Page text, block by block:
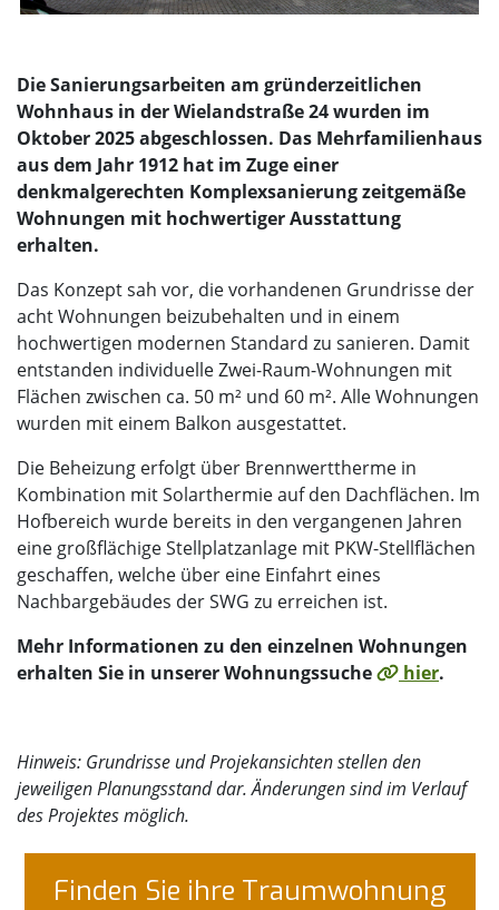
Die Sanierungsarbeiten am gründerzeitlichen
Wohnhaus in der Wielandstraße 24 wurden im
Oktober 2025 abgeschlossen. Das Mehrfamilienhaus
aus dem Jahr 1912 hat im Zuge einer
denkmalgerechten Komplexsanierung zeitgemäße
Wohnungen mit hochwertiger Ausstattung
erhalten.
Das Konzept sah vor, die vorhandenen Grundrisse der
acht Wohnungen beizubehalten und in einem
hochwertigen modernen Standard zu sanieren. Damit
entstanden individuelle Zwei-Raum-Wohnungen mit
Flächen zwischen ca. 50 m² und 60 m². Alle Wohnungen
wurden mit einem Balkon ausgestattet.
Die Beheizung erfolgt über Brennwerttherme in
Kombination mit Solarthermie auf den Dachflächen. Im
Hofbereich wurde bereits in den vergangenen Jahren
eine großflächige Stellplatzanlage mit PKW-Stellflächen
geschaffen, welche über eine Einfahrt eines
Nachbargebäudes der SWG zu erreichen ist.
Mehr Informationen zu den einzelnen Wohnungen
erhalten Sie in unserer Wohnungssuche
hier.
Hinweis: Grundrisse und Projekansichten stellen den
jeweiligen Planungsstand dar. Änderungen sind im Verlauf
des Projektes möglich.
Fin­den Sie ihre Traum­woh­nung